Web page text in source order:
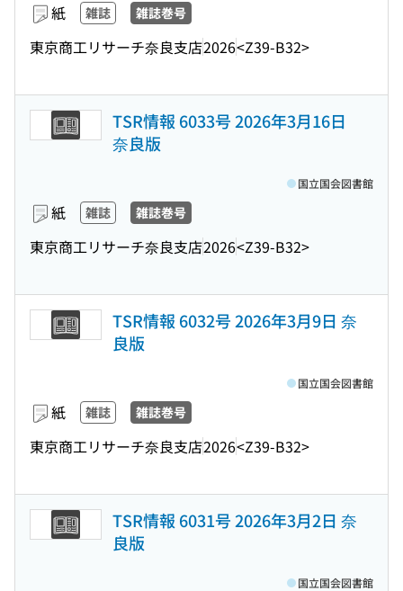
紙 雑誌 雑誌巻号
東京商工リサーチ奈良支店2026<Z39-B32>
TSR情報 6033号 2026年3月16日
奈良版
紙 雑誌 雑誌巻号
東京商工リサーチ奈良支店2026<Z39-B32>
国立国会図書館
TSR情報 6032号 2026年3月9日 奈
良版
紙 雑誌 雑誌巻号
東京商工リサーチ奈良支店2026<Z39-B32>
国立国会図書館
TSR情報 6031号 2026年3月2日 奈
良版
国立国会図書館